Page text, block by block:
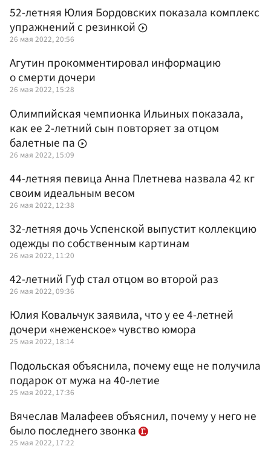
52-летняя Юлия Бордовских показала комплекс
упражнений с резинкой
26 мая 2022, 20:56
Агутин прокомментировал информацию
о смерти дочери
26 мая 2022, 15:28
Олимпийская чемпионка Ильиных показала,
как ее 2-летний сын повторяет за отцом
балетные па
26 мая 2022, 15:09
44-летняя певица Анна Плетнева назвала 42 кг
своим идеальным весом
26 мая 2022, 12:38
32-летняя дочь Успенской выпустит коллекцию
одежды по собственным картинам
26 мая 2022, 11:20
42-летний Гуф стал отцом во второй раз
26 мая 2022, 09:36
Юлия Ковальчук заявила, что у ее 4-летней
дочери «неженское» чувство юмора
25 мая 2022, 18:14
Подольская объяснила, почему еще не получила
подарок от мужа на 40-летие
25 мая 2022, 17:36
Вячеслав Малафеев объяснил, почему у него не
было последнего звонка
25 мая 2022, 17:22